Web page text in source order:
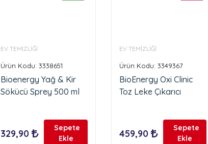
EV TEMİZLİĞİ
Ürün Kodu: 3338651
Bioenergy Yağ & Kir
Sökücü Sprey 500 ml
329,90
Sepete
Ekle
EV TEMİZLİĞİ
Ürün Kodu: 3349367
BioEnergy Oxi Clinic
Toz Leke Çıkarıcı
459,90
Sepete
Ekle